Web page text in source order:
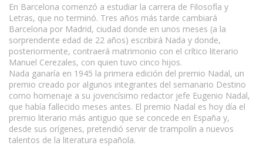
En Barcelona comenzó a estudiar la carrera de Filosofía y
Letras, que no terminó. Tres años más tarde cambiará
Barcelona por Madrid, ciudad donde en unos meses (a la
sorprendente edad de 22 años) escribirá Nada y donde,
posteriormente, contraerá matrimonio con el crítico literario
Manuel Cerezales, con quien tuvo cinco hijos.
Nada ganaría en 1945 la primera edición del premio Nadal, un
premio creado por algunos integrantes del semanario Destino
como homenaje a su jovencísimo redactor jefe Eugenio Nadal,
que había fallecido meses antes. El premio Nadal es hoy día el
premio literario más antiguo que se concede en España y,
desde sus orígenes, pretendió servir de trampolín a nuevos
talentos de la literatura española.